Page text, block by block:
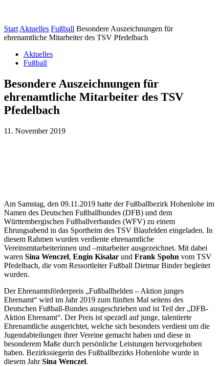
Start Aktuelles Fußball Besondere Auszeichnungen für
ehrenamtliche Mitarbeiter des TSV Pfedelbach
Aktuelles
Fußball
Besondere Auszeichnungen für
ehrenamtliche Mitarbeiter des TSV
Pfedelbach
11. November 2019
Am Samstag, den 09.11.2019 hatte der Fußballbezirk Hohenlohe im
Namen des Deutschen Fußballbundes (DFB) und dem
Württembergischen Fußballverbandes (WFV) zu einem
Ehrungsabend in das Sportheim des TSV Blaufelden eingeladen. In
diesem Rahmen wurden verdiente ehrenamtliche
Vereinsmitarbeiterinnen und –mitarbeiter ausgezeichnet. Mit dabei
waren Sina Wenczel, Engin Kisalar und Frank Spohn vom TSV
Pfedelbach, die vom Ressortleiter Fußball Dietmar Binder begleitet
wurden.
Der Ehrenamtsförderpreis „Fußballhelden – Aktion junges
Ehrenamt“ wird im Jahr 2019 zum fünften Mal seitens des
Deutschen Fußball-Bundes ausgeschrieben und ist Teil der „DFB-
Aktion Ehrenamt“. Der Preis ist speziell auf junge, talentierte
Ehrenamtliche ausgerichtet, welche sich besonders verdient um die
Jugendabteilungen ihrer Vereine gemacht haben und diese in
besonderem Maße durch persönliche Leistungen hervorgehoben
haben. Bezirkssiegerin des Fußballbezirks Hohenlohe wurde in
diesem JahrSina Wenczel.